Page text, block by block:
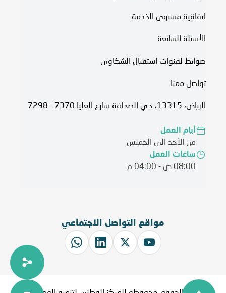
اتفاقية مستوى الخدمة​
الأسئلة الشائعة
ضوابط لقنوات استقبال الشكاوى
تواصل معنا
الرياض، 13315، حي الصحافة شارع العليا 7370 - 7298
أيام العمل
من الأحد الى الخميس
ساعات العمل
08:00 ص - 04:00 م
مواقع التواصل الاجتماعي